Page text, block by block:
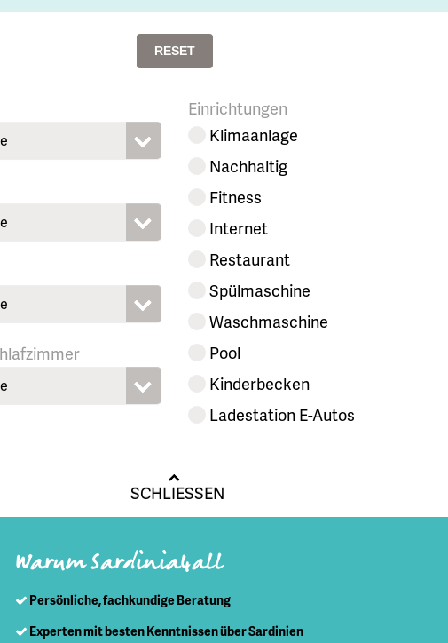
RESET
Einrichtungen
Klimaanlage
Nachhaltig
Fitness
Internet
Restaurant
Spülmaschine
Waschmaschine
Pool
Kinderbecken
Ladestation E-Autos
SCHLIESSEN
Warum Sardinia4all
Persönliche, fachkundige Beratung
Experten mit besten Kenntnissen über Sardinien